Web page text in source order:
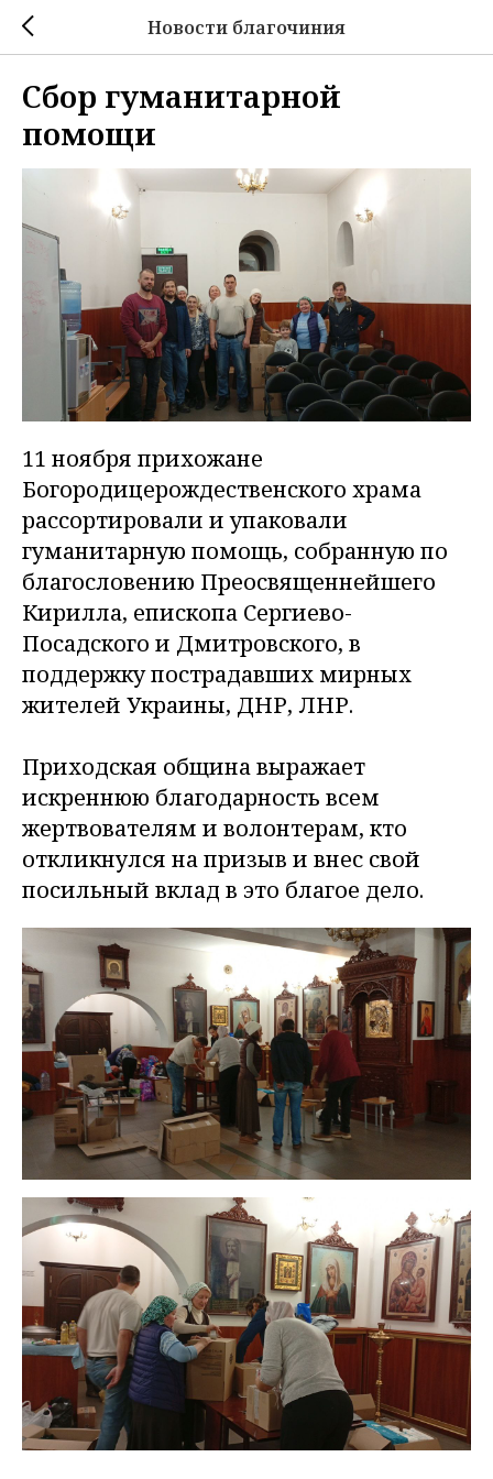
Новости благочиния
Сбор гуманитарной
помощи
11 ноября прихожане
Богородицерождественского храма
рассортировали и упаковали
гуманитарную помощь, собранную по
благословению Преосвященнейшего
Кирилла, епископа Сергиево-
Посадского и Дмитровского, в
поддержку пострадавших мирных
жителей Украины, ДНР, ЛНР.
Приходская община выражает
искреннюю благодарность всем
жертвователям и волонтерам, кто
откликнулся на призыв и внес свой
посильный вклад в это благое дело.